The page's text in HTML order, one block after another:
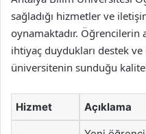
sağladığı hizmetler ve
oynamaktadır. Öğrencilerin
ihtiyaç duydukları destek
üniversitenin sunduğu
Hizmet Açıklama